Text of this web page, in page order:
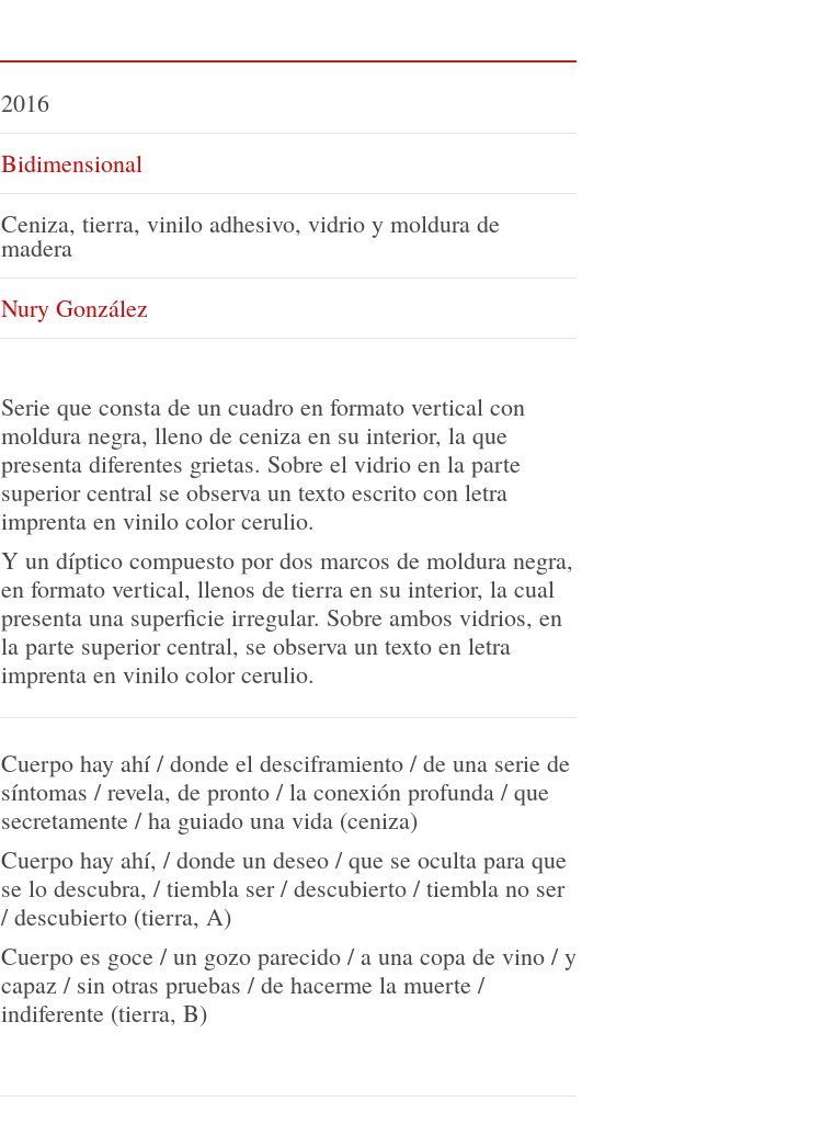
2016
Bidimensional
Ceniza, tierra, vinilo adhesivo, vidrio y moldura de
madera
Nury González
Serie que consta de un cuadro en formato vertical con
moldura negra, lleno de ceniza en su interior, la que
presenta diferentes grietas. Sobre el vidrio en la parte
superior central se observa un texto escrito con letra
imprenta en vinilo color cerulio.
Y un díptico compuesto por dos marcos de moldura negra,
en formato vertical, llenos de tierra en su interior, la cual
presenta una superficie irregular. Sobre ambos vidrios, en
la parte superior central, se observa un texto en letra
imprenta en vinilo color cerulio.
Cuerpo hay ahí / donde el desciframiento / de una serie de
síntomas / revela, de pronto / la conexión profunda / que
secretamente / ha guiado una vida (ceniza)
Cuerpo hay ahí, / donde un deseo / que se oculta para que
se lo descubra, / tiembla ser / descubierto / tiembla no ser
/ descubierto (tierra, A)
Cuerpo es goce / un gozo parecido / a una copa de vino / y
capaz / sin otras pruebas / de hacerme la muerte /
indiferente (tierra, B)